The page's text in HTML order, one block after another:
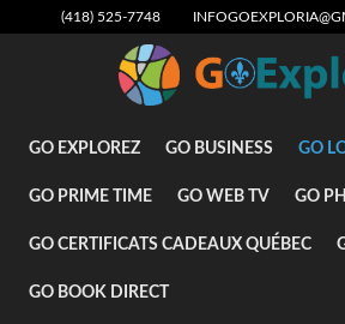
(418) 525-7748
GO EXPLOREZ GO BUSINESS GO
GO PRIME TIME GO WEB TV GO
GO CERTIFICATS CADEAUX QUÉBEC
GO BOOK DIRECT